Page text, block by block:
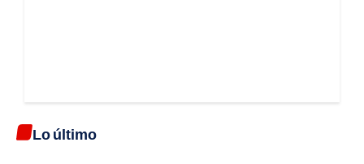
Lo último